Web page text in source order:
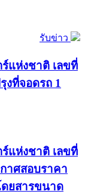
รับข่าว
แห่งชาติ เลขที่
งที่จอดรถ 1
แห่งชาติ เลขที่
กาศสอบราคา
ยสารขนาด